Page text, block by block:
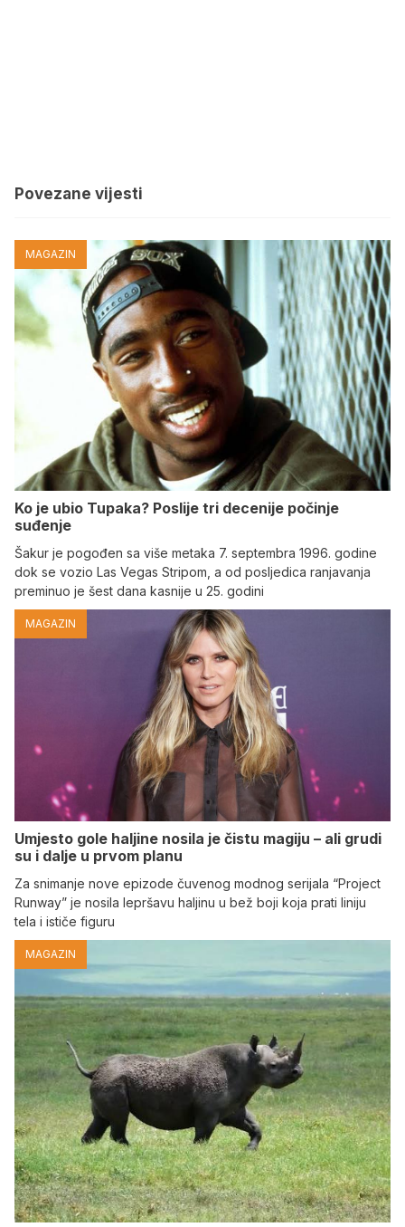
Povezane vijesti
MAGAZIN
Ko je ubio Tupaka? Poslije tri decenije počinje
suđenje
Šakur je pogođen sa više metaka 7. septembra 1996. godine
dok se vozio Las Vegas Stripom, a od posljedica ranjavanja
preminuo je šest dana kasnije u 25. godini
MAGAZIN
Umjesto gole haljine nosila je čistu magiju – ali grudi
su i dalje u prvom planu
Za snimanje nove epizode čuvenog modnog serijala “Project
Runway” je nosila lepršavu haljinu u bež boji koja prati liniju
tela i ističe figuru
MAGAZIN